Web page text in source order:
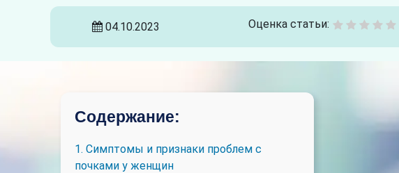
04.10.2023 Оценка статьи:
Содержание:
1. Симптомы и признаки проблем с
почками у женщин